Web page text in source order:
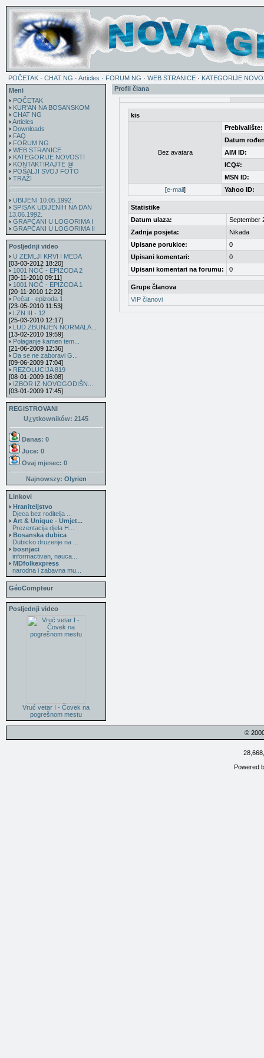
POČETAK · CHAT NG · Articles · FORUM NG · WEB STRANICE · KATEGORIJE
Meni
POČETAK
KUR'AN NA BOSANSKOM
CHAT NG
Articles
Downloads
FAQ
FORUM NG
WEB STRANICE
KATEGORIJE NOVOSTI
KONTAKTIRAJTE @
POŠALJI SVOJ FOTO
TRAŽI
UBIJENI 10.05.1992.
SPISAK UBIJENIH NA DAN
13.06.1992.
GRAPĆANI U LOGORIMA I
GRAPĆANI U LOGORIMA II
Posljednji video
U ZEMLJI KRVI I MEDA
[03-03-2012 18:20]
1001 NOĆ - EPIZODA 2
[30-11-2010 09:11]
1001 NOĆ - EPIZODA 1
[20-11-2010 12:22]
Pečat - epizoda 1
[23-05-2010 11:53]
LZN III - 12
[25-03-2010 12:17]
LUD ZBUNJEN NORMALA...
[13-02-2010 19:59]
Polaganje kamen tem...
[21-06-2009 12:36]
Da se ne zaboravi G...
[09-06-2009 17:04]
REZOLUCIJA 819
[08-01-2009 16:08]
IZBOR IZ NOVOGODIŠN...
[03-01-2009 17:45]
REGISTROVANI
U¿ytkowników: 2145
Danas: 0
Juce: 0
Ovaj mjesec: 0
Najnowszy: Olyrien
Linkovi
Hraniteljstvo
Djeca bez roditelja ...
Art & Unique - Umjet...
Prezentacija djela H...
Bosanska dubica
Dubicko druzenje na ...
bosnjaci
informactivan, nauca...
MDfolkexpress
narodna i zabavna mu...
GéoCompteur
Posljednji video
Vruć vetar I - Čovek na
pogrešnom mestu
Profil člana
kis
Bez avatara
Prebivalište:
Datum
AIM ID:
ICQ#:
MSN ID:
[e-mail] Yahoo ID:
Statistike
Datum ulaza:
September
Zadnja posjeta:
Nikada
Upisane porukice:
0
Upisani komentari:
0
Upisani komentari na forumu:
0
Grupe članova
VIP članovi
©
Powered